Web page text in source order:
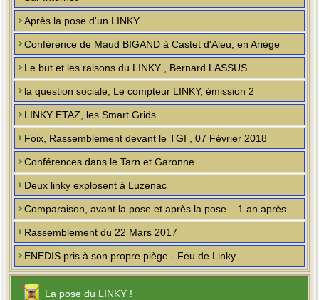
Après la pose d'un LINKY
Conférence de Maud BIGAND à Castet d'Aleu, en Ariège
Le but et les raisons du LINKY , Bernard LASSUS
la question sociale, Le compteur LINKY, émission 2
LINKY ETAZ, les Smart Grids
Foix, Rassemblement devant le TGI , 07 Février 2018
Conférences dans le Tarn et Garonne
Deux linky explosent à Luzenac
Comparaison, avant la pose et après la pose .. 1 an après
Rassemblement du 22 Mars 2017
ENEDIS pris à son propre piège - Feu de Linky
La pose du LINKY !